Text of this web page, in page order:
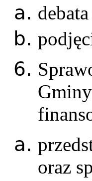
oraz